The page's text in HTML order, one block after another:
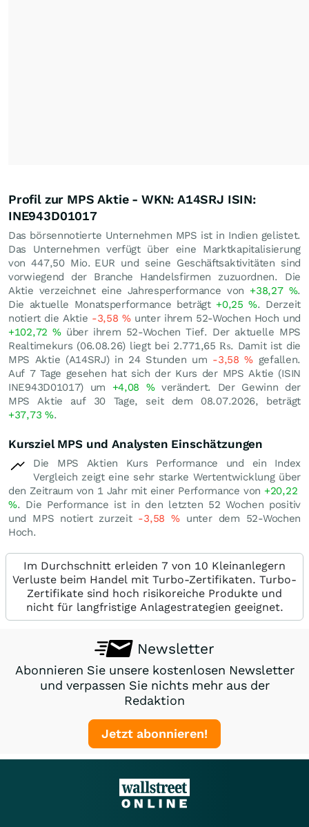
Profil zur MPS Aktie - WKN: A14SRJ ISIN:
INE943D01017
Das börsennotierte Unternehmen MPS ist in Indien gelistet.
Das Unternehmen verfügt über eine Marktkapitalisierung
von 447,50 Mio. EUR und seine Geschäftsaktivitäten sind
vorwiegend der Branche Handelsfirmen zuzuordnen. Die
Aktie verzeichnet eine Jahresperformance von +38,27 %.
Die aktuelle Monatsperformance beträgt +0,25%. Derzeit
notiert die Aktie -3,58 %unter ihrem 52-Wochen Hoch und
+102,72%über ihrem 52-Wochen Tief. Der aktuelle MPS
Realtimekurs (06.08.26) liegt bei 2.771,65 ₨. Damit ist die
MPS Aktie (A14SRJ) in 24 Stunden um -3,58% gefallen.
Auf 7 Tage gesehen hat sich der Kurs der MPS Aktie (ISIN
INE943D01017) um +4,08 %verändert. Der Gewinn der
MPS Aktie auf 30 Tage, seit dem 08.07.2026, beträgt
+37,73 %.
Kursziel MPS und Analysten Einschätzungen
Die MPS Aktien Kurs Performance und ein Index
Vergleich zeigt eine sehr starke Wertentwicklung über
den Zeitraum von 1 Jahr mit einer Performance von +20,22
%. Die Performance ist in den letzten 52 Wochen positiv
und MPS notiert zurzeit -3,58%unter dem 52-Wochen
Hoch.
Im Durchschnitt erleiden 7 von 10 Kleinanlegern
Verluste beim Handel mit Turbo-Zertifikaten. Turbo-
Zertifikate sind hoch risikoreiche Produkte und
nicht für langfristige Anlagestrategien geeignet.
Newsletter
Abonnieren Sie unsere kostenlosen Newsletter
und verpassen Sie nichts mehr aus der
Redaktion
Jetzt abonnieren!